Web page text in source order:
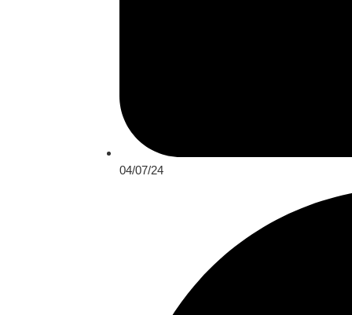
04/07/24